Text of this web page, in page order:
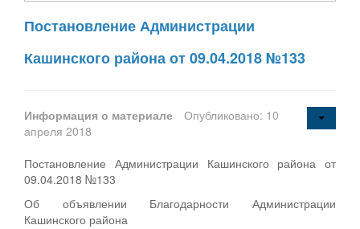
Постановление Администрации
Кашинского района от 09.04.2018 №133
Информация о материале
Опубликовано: 10
апреля 2018
Постановление Администрации Кашинского района от
09.04.2018 №133
Об объявлении Благодарности Администрации
Кашинского района